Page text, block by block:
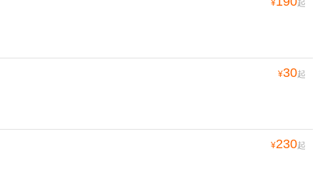
¥ 起
¥30起
¥230起